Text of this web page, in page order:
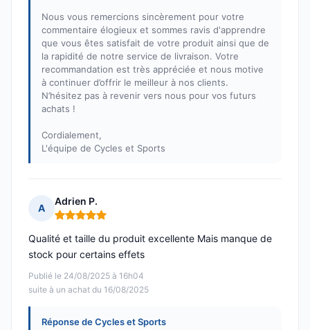
Nous vous remercions sincèrement pour votre
commentaire élogieux et sommes ravis d'apprendre
que vous êtes satisfait de votre produit ainsi que de
la rapidité de notre service de livraison. Votre
recommandation est très appréciée et nous motive
à continuer d’offrir le meilleur à nos clients.
N’hésitez pas à revenir vers nous pour vos futurs
achats !
Cordialement,
L'équipe de Cycles et Sports
A
Adrien P.
Note : 5 sur 5
Publié le 24/08/2025 à 16h04
suite à un achat du 16/08/2025
Qualité et taille du produit excellente Mais manque de
stock pour certains effets
Réponse de Cycles et Sports